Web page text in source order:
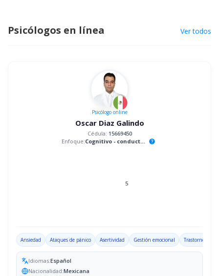
Psicólogos en línea Ver todos
Psicólogoonline
Oscar Diaz Galindo
Cédula: 15669450
Enfoque:
Cognitivo - conductual help
5
Ansiedad Ataques de pánico Asertividad Gestión emocional Trastorno por
Idiomas:Español
Nacionalidad:Mexicana